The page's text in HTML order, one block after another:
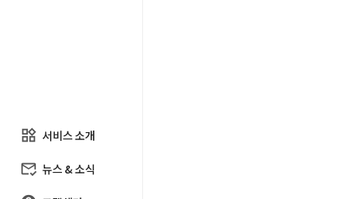
 서비스 소개
 뉴스 & 소식